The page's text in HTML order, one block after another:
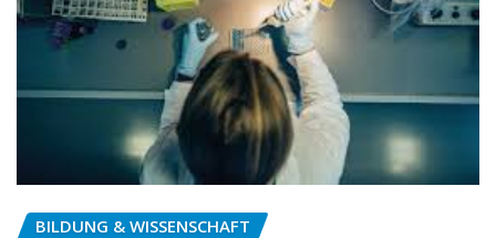
BILDUNG & WISSENSCHAFT